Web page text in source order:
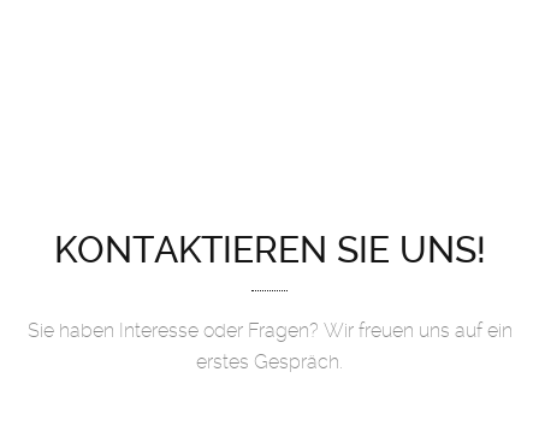
KONTAKTIEREN SIE UNS!
Sie haben Interesse oder Fragen? Wir freuen uns auf ein
erstes Gespräch.